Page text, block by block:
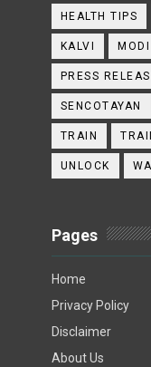
HEALTH TIPS
KALVI MODI
PRESS
SENCOTAYAN
TRAIN
UNLOCK
Pages
Home
Privacy Policy
Disclaimer
About Us